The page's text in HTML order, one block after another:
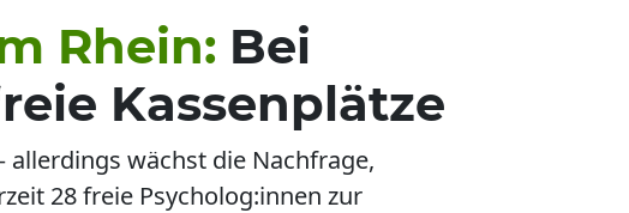
Rhein: Bei
Kassenplätze
wächst die Nachfrage,
28 freie Psycholog:innen zur